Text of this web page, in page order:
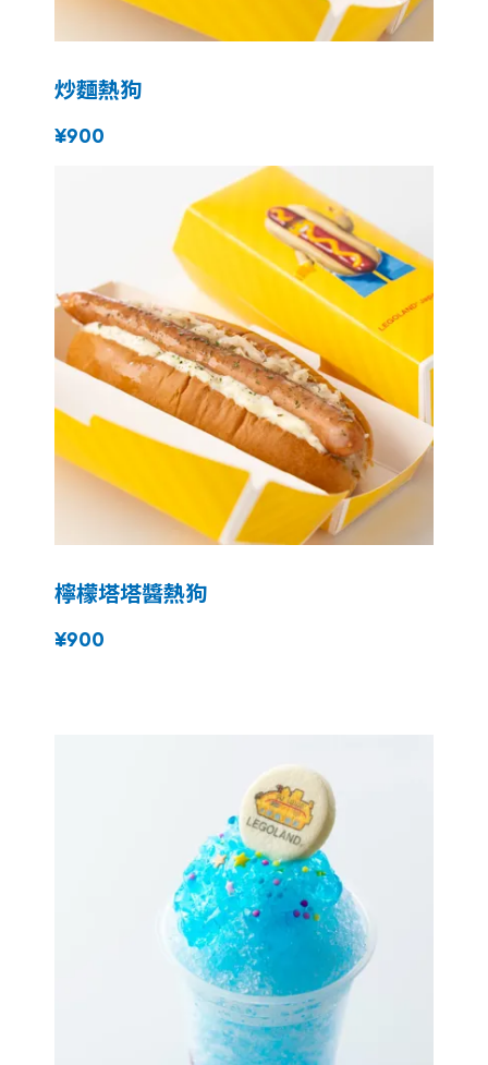
炒麵熱狗
¥900
檸檬塔塔醬熱狗
¥900